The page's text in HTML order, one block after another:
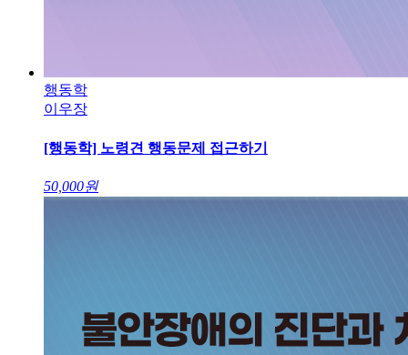
행동학
이우장
[행동학] 노령견 행동문제 접근하기
50,000원